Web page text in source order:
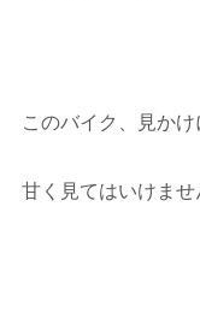
このバイク、見かけ
甘く見てはいけませ